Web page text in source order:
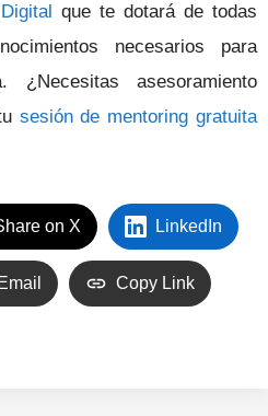
que te dotará de todas
necesarios para
¿Necesitas asesoramiento
sesión de mentoring gratuita
on X LinkedIn
Email Copy Link